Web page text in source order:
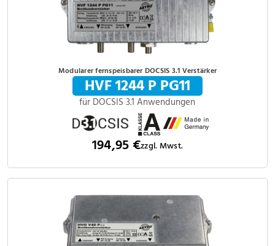
Modularer fernspeisbarer DOCSIS 3.1 Verstärker
HVF 1244 P PG11
für DOCSIS 3.1 Anwendungen
194,95 €zzgl. Mwst.